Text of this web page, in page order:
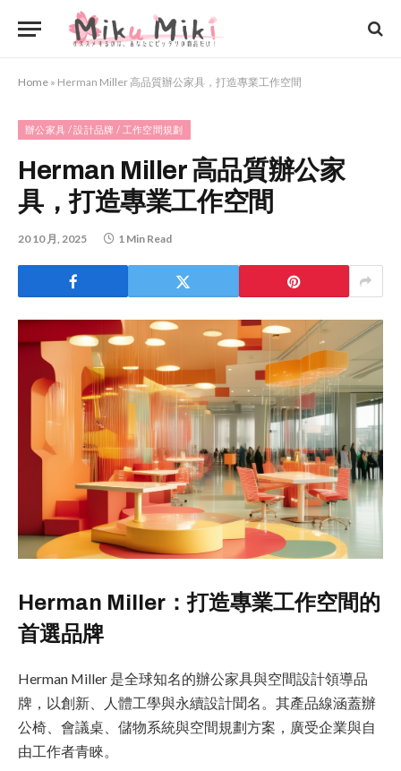
Home » Herman Miller 高品質辦公家具，打造專業工作空間
辦公家具 / 設計品牌 / 工作空間規劃
Herman Miller 高品質辦公家
具，打造專業工作空間
20 10 月, 2025 1 Min Read
Herman Miller：打造專業工作空間的
首選品牌
Herman Miller 是全球知名的辦公家具與空間設計領導品
牌，以創新、人體工學與永續設計聞名。其產品線涵蓋辦
公椅、會議桌、儲物系統與空間規劃方案，廣受企業與自
由工作者青睞。